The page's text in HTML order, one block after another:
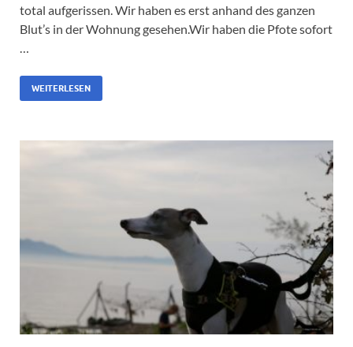
total aufgerissen. Wir haben es erst anhand des ganzen
Blut’s in der Wohnung gesehen.Wir haben die Pfote sofort
…
WEITERLESEN